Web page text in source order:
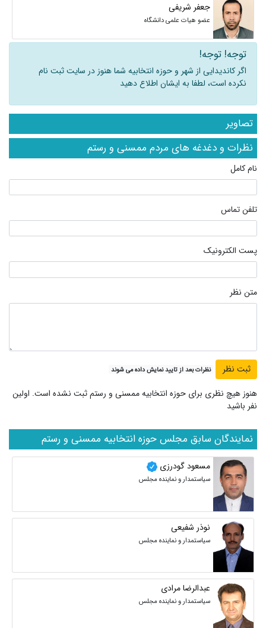
جعفر شریفی
عضو هیات علمی دانشگاه
توجه! توجه!
اگر کاندیدایی از شهر و حوزه انتخابیه شما هنوز در سایت ثبت نام
نکرده است، لطفا به ایشان اطلاع دهید
تصاویر
نظرات و دغدغه های مردم ممسنی و رستم
نام کامل
تلفن تماس
پست الکترونیک
متن نظر
نظرات بعد از تایید نمایش داده می شوند
هنوز هیچ نظری برای حوزه انتخابیه ممسنی و رستم ثبت نشده است. اولین
نفر باشید
نمایندگان سابق مجلس حوزه انتخابیه ممسنی و رستم
مسعود گودرزی
سیاستمدار و نماینده مجلس
نوذر شفیعی
سیاستمدار و نماینده مجلس
عبدالرضا مرادی
سیاستمدار و نماینده مجلس